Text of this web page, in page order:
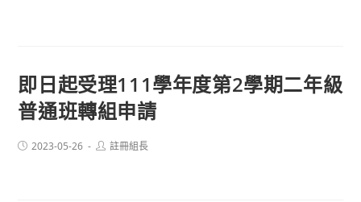
即日起受理111學年度第2學期二年級
普通班轉組申請
Post2023-05-26
Post註冊組長